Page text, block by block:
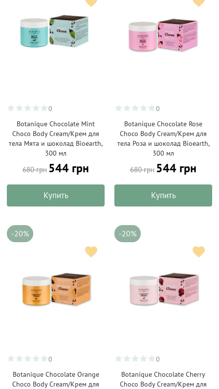
0
Botanique Chocolate Mint
Choco Body Cream/Крем для
тела Мята и шоколад Bioearth,
300 мл
680 грн 544 грн
Купить
0
Botanique Chocolate Rose
Choco Body Cream/Крем для
тела Роза и шоколад Bioearth,
300 мл
680 грн 544 грн
Купить
-20%
0
Botanique Chocolate Orange
Choco Body Cream/Крем для
-20%
0
Botanique Chocolate Cherry
Choco Body Cream/Крем для